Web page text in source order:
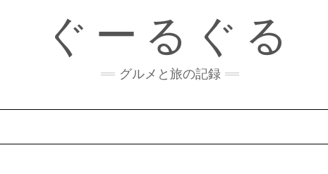
ぐーるぐる
グルメと旅の記録